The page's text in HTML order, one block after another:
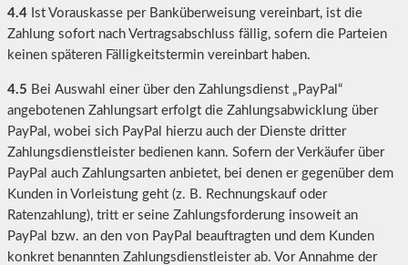
4.4 Ist Vorauskasse per Banküberweisung vereinbart, ist die
Zahlung sofort nach Vertragsabschluss fällig, sofern die Parteien
keinen späteren Fälligkeitstermin vereinbart haben.
4.5 Bei Auswahl einer über den Zahlungsdienst „PayPal“
angebotenen Zahlungsart erfolgt die Zahlungsabwicklung über
PayPal, wobei sich PayPal hierzu auch der Dienste dritter
Zahlungsdienstleister bedienen kann. Sofern der Verkäufer über
PayPal auch Zahlungsarten anbietet, bei denen er gegenüber dem
Kunden in Vorleistung geht (z. B. Rechnungskauf oder
Ratenzahlung), tritt er seine Zahlungsforderung insoweit an
PayPal bzw. an den von PayPal beauftragten und dem Kunden
konkret benannten Zahlungsdienstleister ab. Vor Annahme der